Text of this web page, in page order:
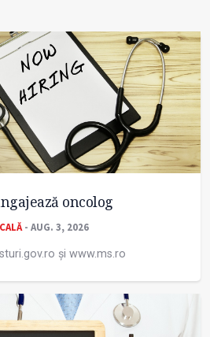
oncolog
- AUG. 3, 2026
și www.ms.ro